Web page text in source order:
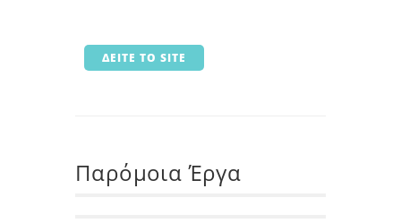
ΔΕΙΤΕ ΤΟ SITE
Παρόμοια Έργα